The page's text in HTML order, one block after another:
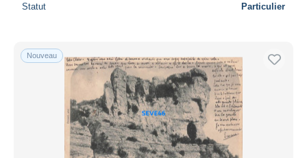
Statut Particulier
Nouveau